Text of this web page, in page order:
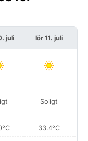
juli lör 11. juli
Soligt
33.4°C